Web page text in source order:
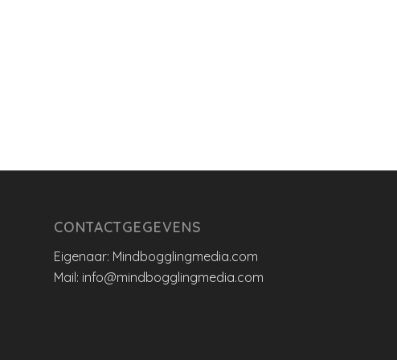
CONTACTGEGEVENS
Eigenaar: Mindbogglingmedia.com
Mail: info@mindbogglingmedia.com